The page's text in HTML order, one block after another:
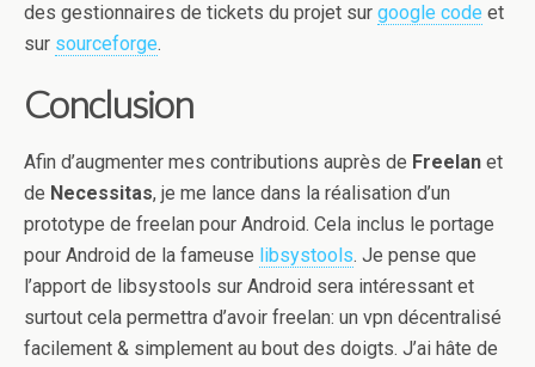
des gestionnaires de tickets du projet sur google code et
sur sourceforge.
Conclusion
Afin d’augmenter mes contributions auprès de Freelan et
de Necessitas, je me lance dans la réalisation d’un
prototype de freelan pour Android. Cela inclus le portage
pour Android de la fameuse libsystools. Je pense que
l’apport de libsystools sur Android sera intéressant et
surtout cela permettra d’avoir freelan: un vpn décentralisé
facilement & simplement au bout des doigts. J’ai hâte de